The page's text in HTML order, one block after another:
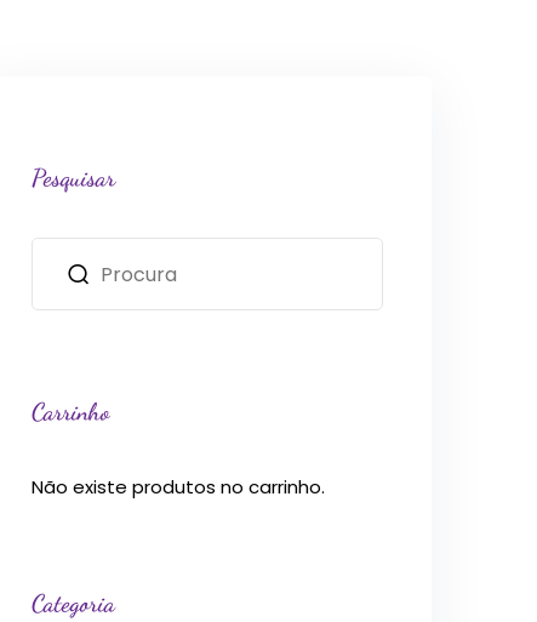
Pesquisar
Carrinho
Não existe produtos no carrinho.
Categoria